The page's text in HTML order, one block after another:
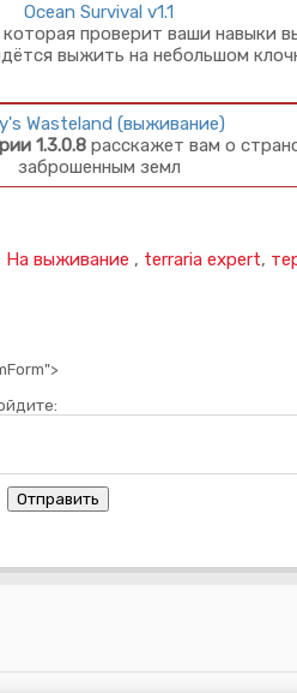
Ocean Survival v1.1
проверит ваши навыки
выжить на небольшом
Wasteland (выживание)
1.3.0.8расскажет вам о
заброшенным земл
На выживание , terraria expert,
Отправить